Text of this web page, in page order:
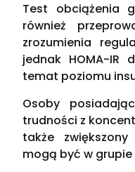
Test obciążenia
również
zrozumienia
jednak HOMA-IR
temat poziomu
Osoby
trudności z
także
mogą być w